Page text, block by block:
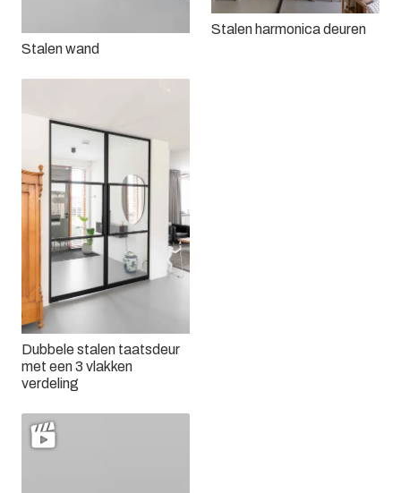
Stalen wand
Dubbele stalen taatsdeur
met een 3 vlakken
verdeling
Stalen harmonica deuren